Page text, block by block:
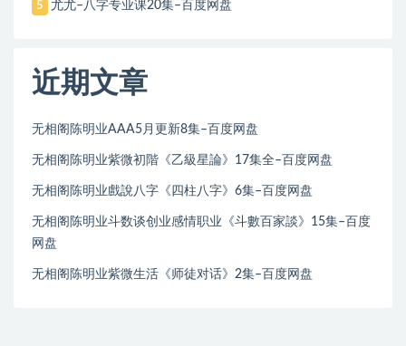
5 尤尤–八字专业课20集–百度网盘
近期文章
无相阁陈明业AAA5月更新8集–百度网盘
无相阁陈明业紫微初階《乙級星論》17集全–百度网盘
无相阁陈明业戲說八字《四柱八字》6集–百度网盘
无相阁陈明业斗数谈创业感情职业《斗數百家談》15集–百度
网盘
无相阁陈明业紫微生活《师徒对话》2集–百度网盘